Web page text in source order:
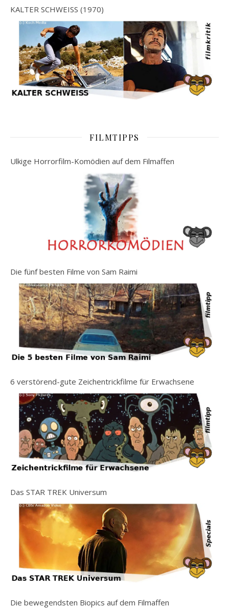
KALTER SCHWEISS (1970)
FILMTIPPS
Ulkige Horrorfilm-Komödien auf dem Filmaffen
Die fünf besten Filme von Sam Raimi
6 verstörend-gute Zeichentrickfilme für Erwachsene
Das STAR TREK Universum
Die bewegendsten Biopics auf dem Filmaffen